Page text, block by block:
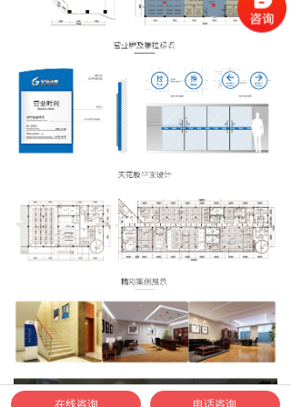
在线咨询 电话咨询